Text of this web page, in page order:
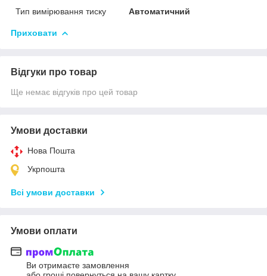
Тип вимірювання тиску
Автоматичний
Приховати
Відгуки про товар
Ще немає відгуків про цей товар
Умови доставки
Нова Пошта
Укрпошта
Всі умови доставки
Умови оплати
Ви отримаєте замовлення